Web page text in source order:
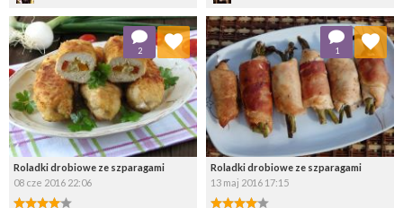
Roladki drobiowe ze szparagami
08 cze 2016 22:06
2
Dodaj do ulubionych
Wybierz listę:
Roladki drobiowe ze szparagami
13 maj 2016 17:15
1
Dodaj do ulubionych
Wybierz listę: